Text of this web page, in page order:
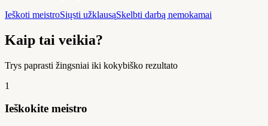
Ieškoti meistroSiųsti užklausąSkelbti darbą nemokamai
Kaip tai veikia?
Trys paprasti žingsniai iki kokybiško rezultato
1
Ieškokite meistro